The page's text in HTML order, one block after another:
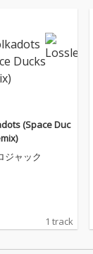
(Space Duc
ジャック
1 track